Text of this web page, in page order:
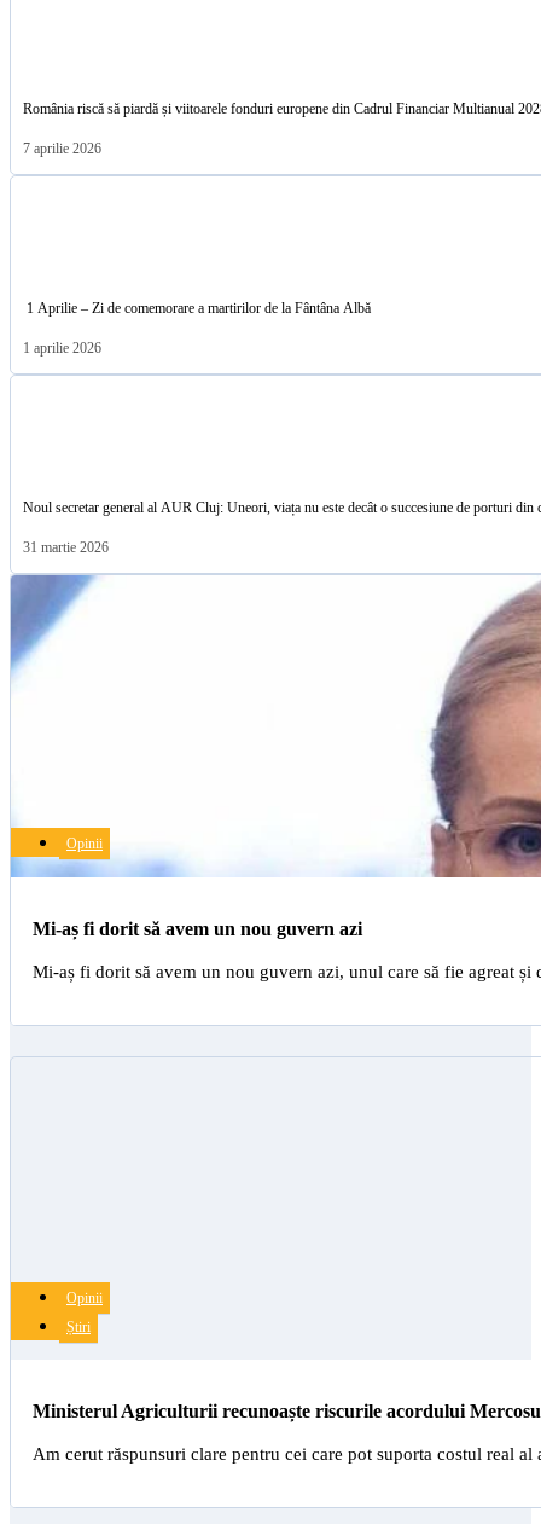
România riscă să piardă și viitoarele fonduri europene din Cadrul Financiar Multianual
7 aprilie 2026
1 Aprilie – Zi de comemorare a martirilor de la Fântâna Albă
1 aprilie 2026
Noul secretar general al AUR Cluj: Uneori, viața nu este decât o succesiune de porturi din
31 martie 2026
Mi-aș fi dorit să avem un nou guvern azi
Opinii
Mi-aș fi dorit să avem un nou guvern azi, unul care să fie agreat
Ministerul Agriculturii recunoaște riscurile acordului
Opinii
Știri
Am cerut răspunsuri clare pentru cei care pot suporta costul real